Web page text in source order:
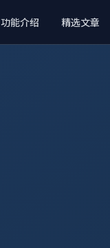
功能介绍 精选文章